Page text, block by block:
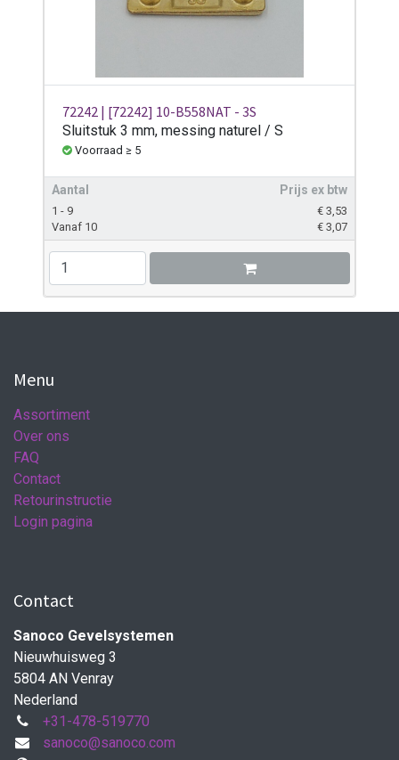
72242 | [72242] 10-B558NAT - 3S
Sluitstuk 3 mm, messing naturel / S
Voorraad ≥ 5
Aantal Prijs ex btw
1 - 9 € 3,53
Vanaf 10
€ 3,07
Menu
Assortiment
Over ons
FAQ
Contact
Retourinstructie
Login pagina
Contact
Sanoco Gevelsystemen
Nieuwhuisweg 3
5804 AN Venray
Nederland
+31-478-519770
sanoco@sanoco.com